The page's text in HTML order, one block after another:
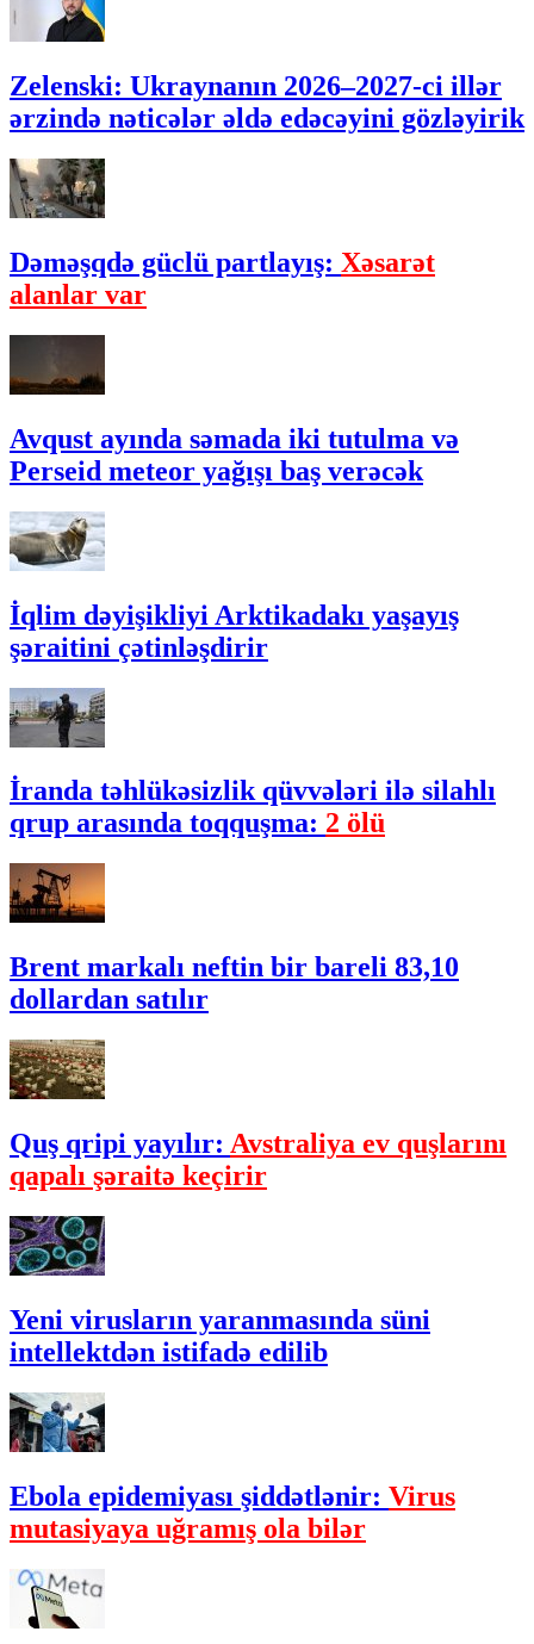
Zelenski: Ukraynanın 2026–2027-ci illər
ərzində nəticələr əldə edəcəyini gözləyirik
Dəməşqdə güclü partlayış: Xəsarət
alanlar var
Avqust ayında səmada iki tutulma və
Perseid meteor yağışı baş verəcək
İqlim dəyişikliyi Arktikadakı yaşayış
şəraitini çətinləşdirir
İranda təhlükəsizlik qüvvələri ilə silahlı
qrup arasında toqquşma: 2 ölü
Brent markalı neftin bir bareli 83,10
dollardan satılır
Quş qripi yayılır: Avstraliya ev quşlarını
qapalı şəraitə keçirir
Yeni virusların yaranmasında süni
intellektdən istifadə edilib
Ebola epidemiyası şiddətlənir: Virus
mutasiyaya uğramış ola bilər